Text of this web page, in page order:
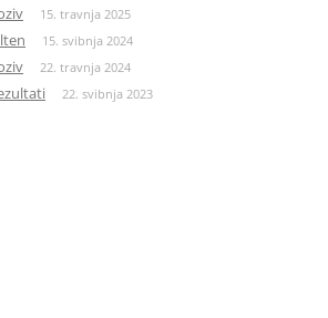
15. travnja 2025
15. svibnja 2024
22. travnja 2024
22. svibnja 2023